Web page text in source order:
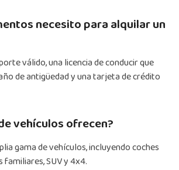
necesito para alquilar un
válido, una licencia de conducir que
de antigüedad y una tarjeta de crédito
vehículos ofrecen?
gama de vehículos, incluyendo coches
familiares, SUV y 4x4.